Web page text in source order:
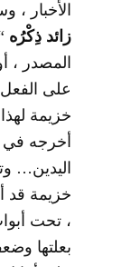
الأخبار
زائد ذِكْرُه
المصدر ،
على
خزيمة
أخرجه
اليدين…
خزيمة قد
، تحت
بعلتها